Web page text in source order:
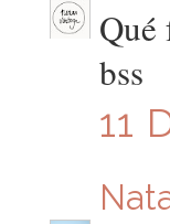
Qué
bss
11